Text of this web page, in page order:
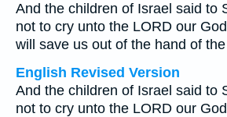
And the children of Israel said to
not to cry unto the LORD our
will save us out of the hand of
English Revised Version
And the children of Israel said to
not to cry unto the LORD our